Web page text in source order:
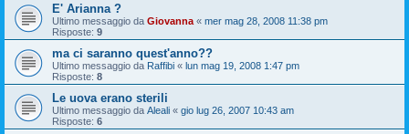
E' Arianna ?
Ultimo messaggio da Giovanna « mer mag 28, 2008 11:38 pm
Risposte: 9
ma ci saranno quest'anno??
Ultimo messaggio da Raffibi « lun mag 19, 2008 1:47 pm
Risposte: 8
Le uova erano sterili
Ultimo messaggio da Aleali « gio lug 26, 2007 10:43 am
Risposte: 6